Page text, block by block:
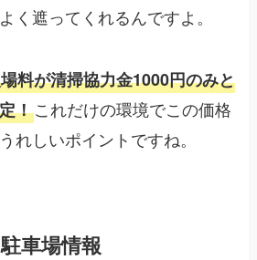
く遮ってくれるんですよ。
料が清掃協力金1000円のみと
！これだけの環境でこの価格
れしいポイントですね。
車場情報